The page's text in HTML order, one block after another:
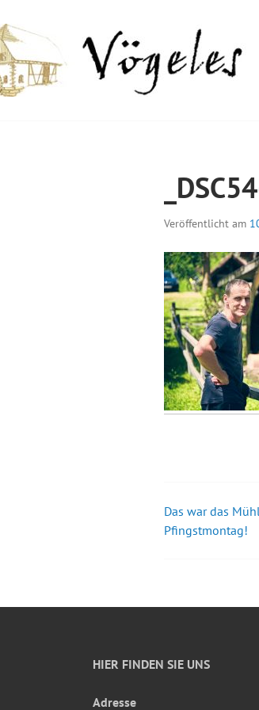
zum
Inhalt
Veröffentlicht am
Beitrags-
Das war das
Pfingstmontag!
HIER FINDEN SIE UNS
Adresse